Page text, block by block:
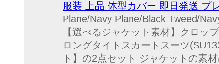
服装 上品 体型カバー 即日発送 プ
Plane/Navy Plane/Black Tweed/
【選べるジャケット素材】クロッ
ロングタイトスカートスーツ
ト】の2点セット ジャケットの素